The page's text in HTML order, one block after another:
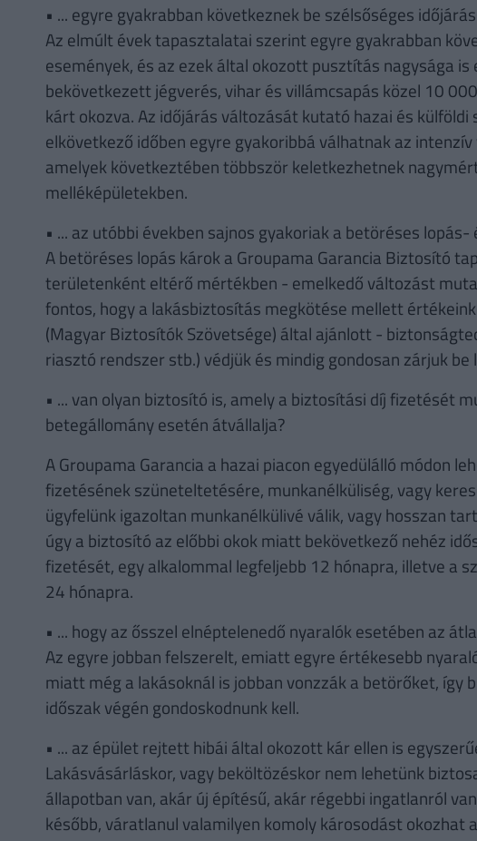
• ... egyre gyakrabban következnek be szélsőséges
Az elmúlt évek tapasztalatai szerint egyre gyakrabban
események, és az ezek által okozott pusztítás nagysága is
bekövetkezett jégverés, vihar és villámcsapás közel 10
kárt okozva. Az időjárás változását kutató hazai és
elkövetkező időben egyre gyakoribbá válhatnak az
amelyek következtében többször keletkezhetnek
melléképületekben.
• ... az utóbbi években sajnos gyakoriak a betöréses lopás-
A betöréses lopás károk a Groupama Garancia Biztosító
területenként eltérő mértékben - emelkedő változást
fontos, hogy a lakásbiztosítás megkötése mellett
(Magyar Biztosítók Szövetsége) által ajánlott -
riasztó rendszer stb.) védjük és mindig gondosan zárjuk
• ... van olyan biztosító is, amely a biztosítási díj fizetését
betegállomány esetén átvállalja?
A Groupama Garancia a hazai piacon egyedülálló módon
fizetésének szüneteltetésére, munkanélküliség, vagy
ügyfelünk igazoltan munkanélkülivé válik, vagy hosszan
úgy a biztosító az előbbi okok miatt bekövetkező nehéz
fizetését, egy alkalommal legfeljebb 12 hónapra, illetve a
24 hónapra.
• ... hogy az ősszel elnéptelenedő nyaralók esetében az
Az egyre jobban felszerelt, emiatt egyre értékesebb
miatt még a lakásoknál is jobban vonzzák a betörőket, így
időszak végén gondoskodnunk kell.
• ... az épület rejtett hibái által okozott kár ellen is
Lakásvásárláskor, vagy beköltözéskor nem lehetünk
állapotban van, akár új építésű, akár régebbi ingatlanról
később, váratlanul valamilyen komoly károsodást okozhat